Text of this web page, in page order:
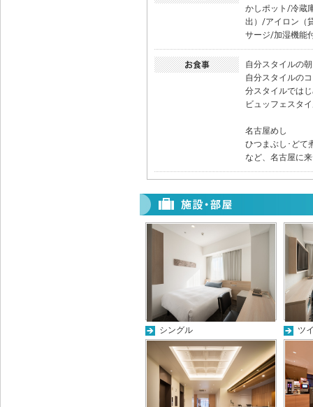
かしポット/冷蔵
出）/アイロン（
サージ/加湿機能
自分スタイルの
自分スタイルの
分スタイルでは
ビュッフェスタ
名古屋めし
ひつまぶし･どて
など、名古屋に
シングル ツ